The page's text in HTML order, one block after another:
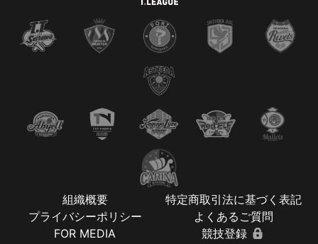
組織概要
特定商取引法に基づく表記
プライバシーポリシー
よくあるご質問
FOR MEDIA
競技登録